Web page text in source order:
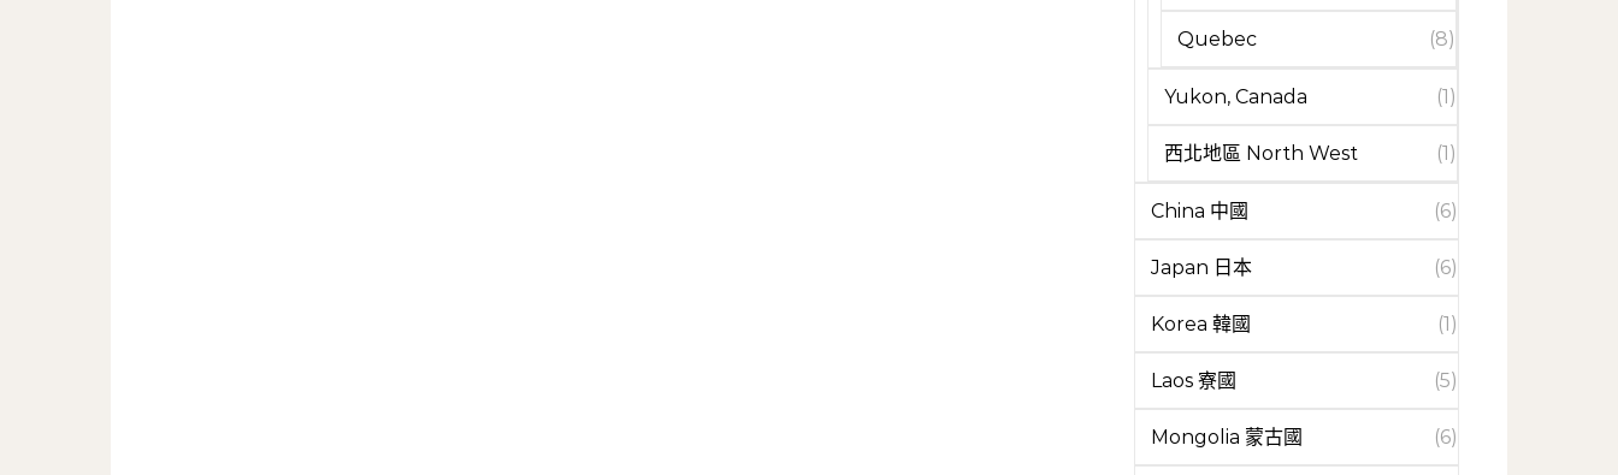
Quebec (8)
Yukon, Canada (1)
西北地區 North West (1)
China 中國 (6)
Japan 日本 (6)
Korea 韓國 (1)
Laos 寮國 (5)
Mongolia 蒙古國 (6)